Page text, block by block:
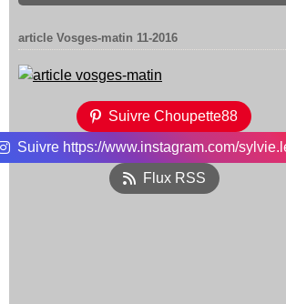
article Vosges-matin 11-2016
Suivre Choupette88
Suivre https://www.instagram.com/
Flux RSS